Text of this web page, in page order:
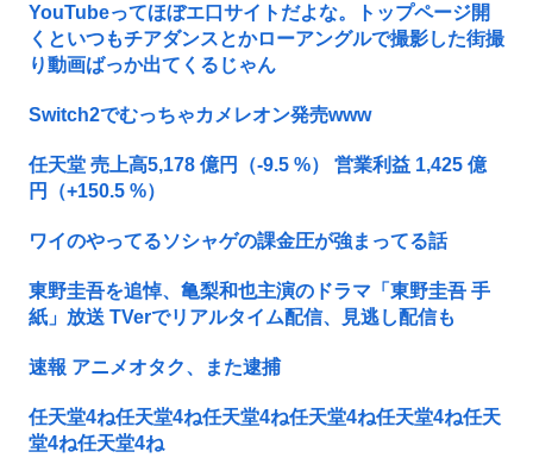
YouTubeってほぼエ口サイトだよな。トップページ開
くといつもチアダンスとかローアングルで撮影した街撮
り動画ばっか出てくるじゃん
Switch2でむっちゃカメレオン発売www
任天堂 売上高5,178 億円（-9.5 %） 営業利益 1,425 億
円（+150.5 %）
ワイのやってるソシャゲの課金圧が強まってる話
東野圭吾を追悼、亀梨和也主演のドラマ「東野圭吾 手
紙」放送 TVerでリアルタイム配信、見逃し配信も
速報 アニメオタク、また逮捕
任天堂4ね任天堂4ね任天堂4ね任天堂4ね任天堂4ね任天
堂4ね任天堂4ね